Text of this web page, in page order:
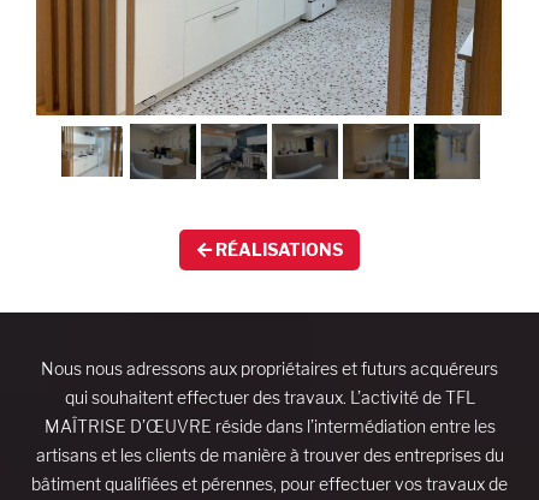
RÉALISATIONS
Nous nous adressons aux propriétaires et futurs acquéreurs
qui souhaitent effectuer des travaux. L’activité de TFL
MAÎTRISE D’ŒUVRE réside dans l’intermédiation entre les
artisans et les clients de manière à trouver des entreprises du
bâtiment qualifiées et pérennes, pour effectuer vos travaux de